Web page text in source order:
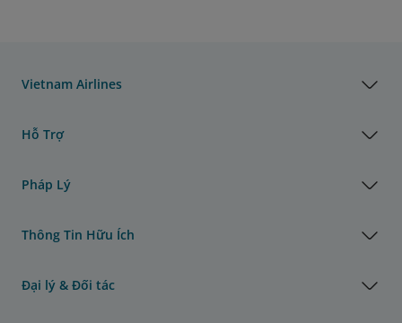
Vietnam Airlines
Hỗ Trợ
Pháp Lý
Thông Tin Hữu Ích
Đại lý & Đối tác